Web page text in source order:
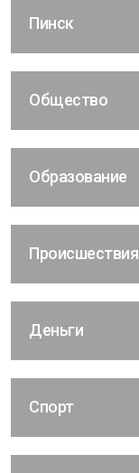
Пинск
Общество
Образование
Происшествия
Деньги
Спорт